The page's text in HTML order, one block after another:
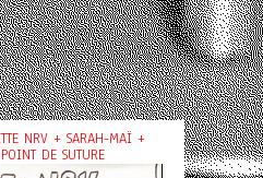
NRV + SARAH-MAÏ +
DE SUTURE